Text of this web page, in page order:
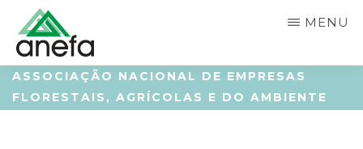
main
content
Saltar
para
a
barra
ANEFA
Associação
Nacional
MENU
ASSOCIAÇÃO NACIONAL DE EMPRESAS
FLORESTAIS, AGRÍCOLAS E DO AMBIENTE